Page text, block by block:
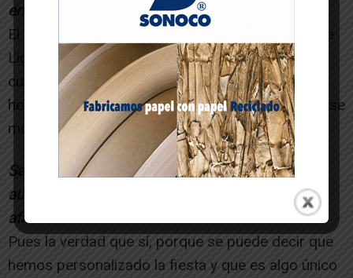
emocione especialmente cada año?
El momento de subir el chapalangarra por la calle
Ligués, con todos los niños detrás siguiéndolo y
cuando llega el momento de quemarlo en la
hoguera es emocionante por lo que representa ese
momento.
Se suele decir que San Juan es la fiesta más
auténticamente cirbonera. ¿Comparte esa
afirmación?
Pues la verdad que sí, porque se puede decir que
hemos personalizado la fiesta y que es algo único